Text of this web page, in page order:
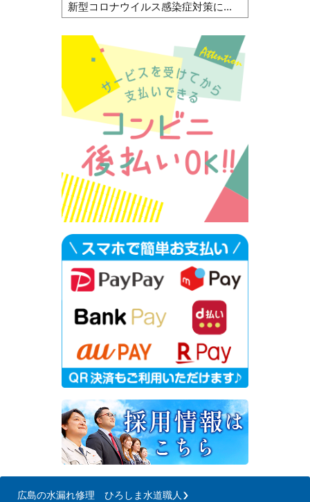
新型コロナウイルス感染症対策に...
広島の水漏れ修理 ひろしま水道職人